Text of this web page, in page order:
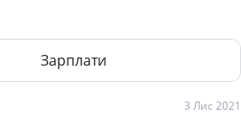
Зарплати
3 Лис 2021